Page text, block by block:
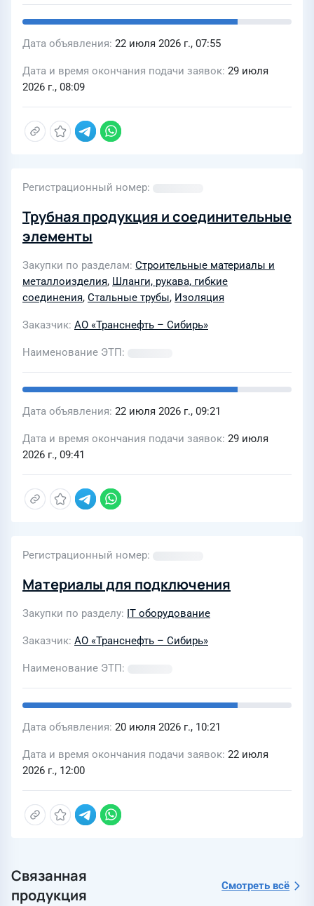
Дата объявления 22 июля 2026 г., 07:55
Дата и время окончания подачи заявок 29 июля
2026 г., 08:09
Регистрационный номер
Трубная продукция и соединительные
элементы
Закупки по разделам Строительные материалы и
металлоизделия, Шланги, рукава, гибкие
соединения, Стальные трубы, Изоляция
Заказчик АО «Транснефть – Сибирь»
Наименование ЭТП
Дата объявления 22 июля 2026 г., 09:21
Дата и время окончания подачи заявок 29 июля
2026 г., 09:41
Регистрационный номер
Материалы для подключения
Закупки по разделу IT оборудование
Заказчик АО «Транснефть – Сибирь»
Наименование ЭТП
Дата объявления 20 июля 2026 г., 10:21
Дата и время окончания подачи заявок 22 июля
2026 г., 12:00
Связанная
продукция
Смотреть всё